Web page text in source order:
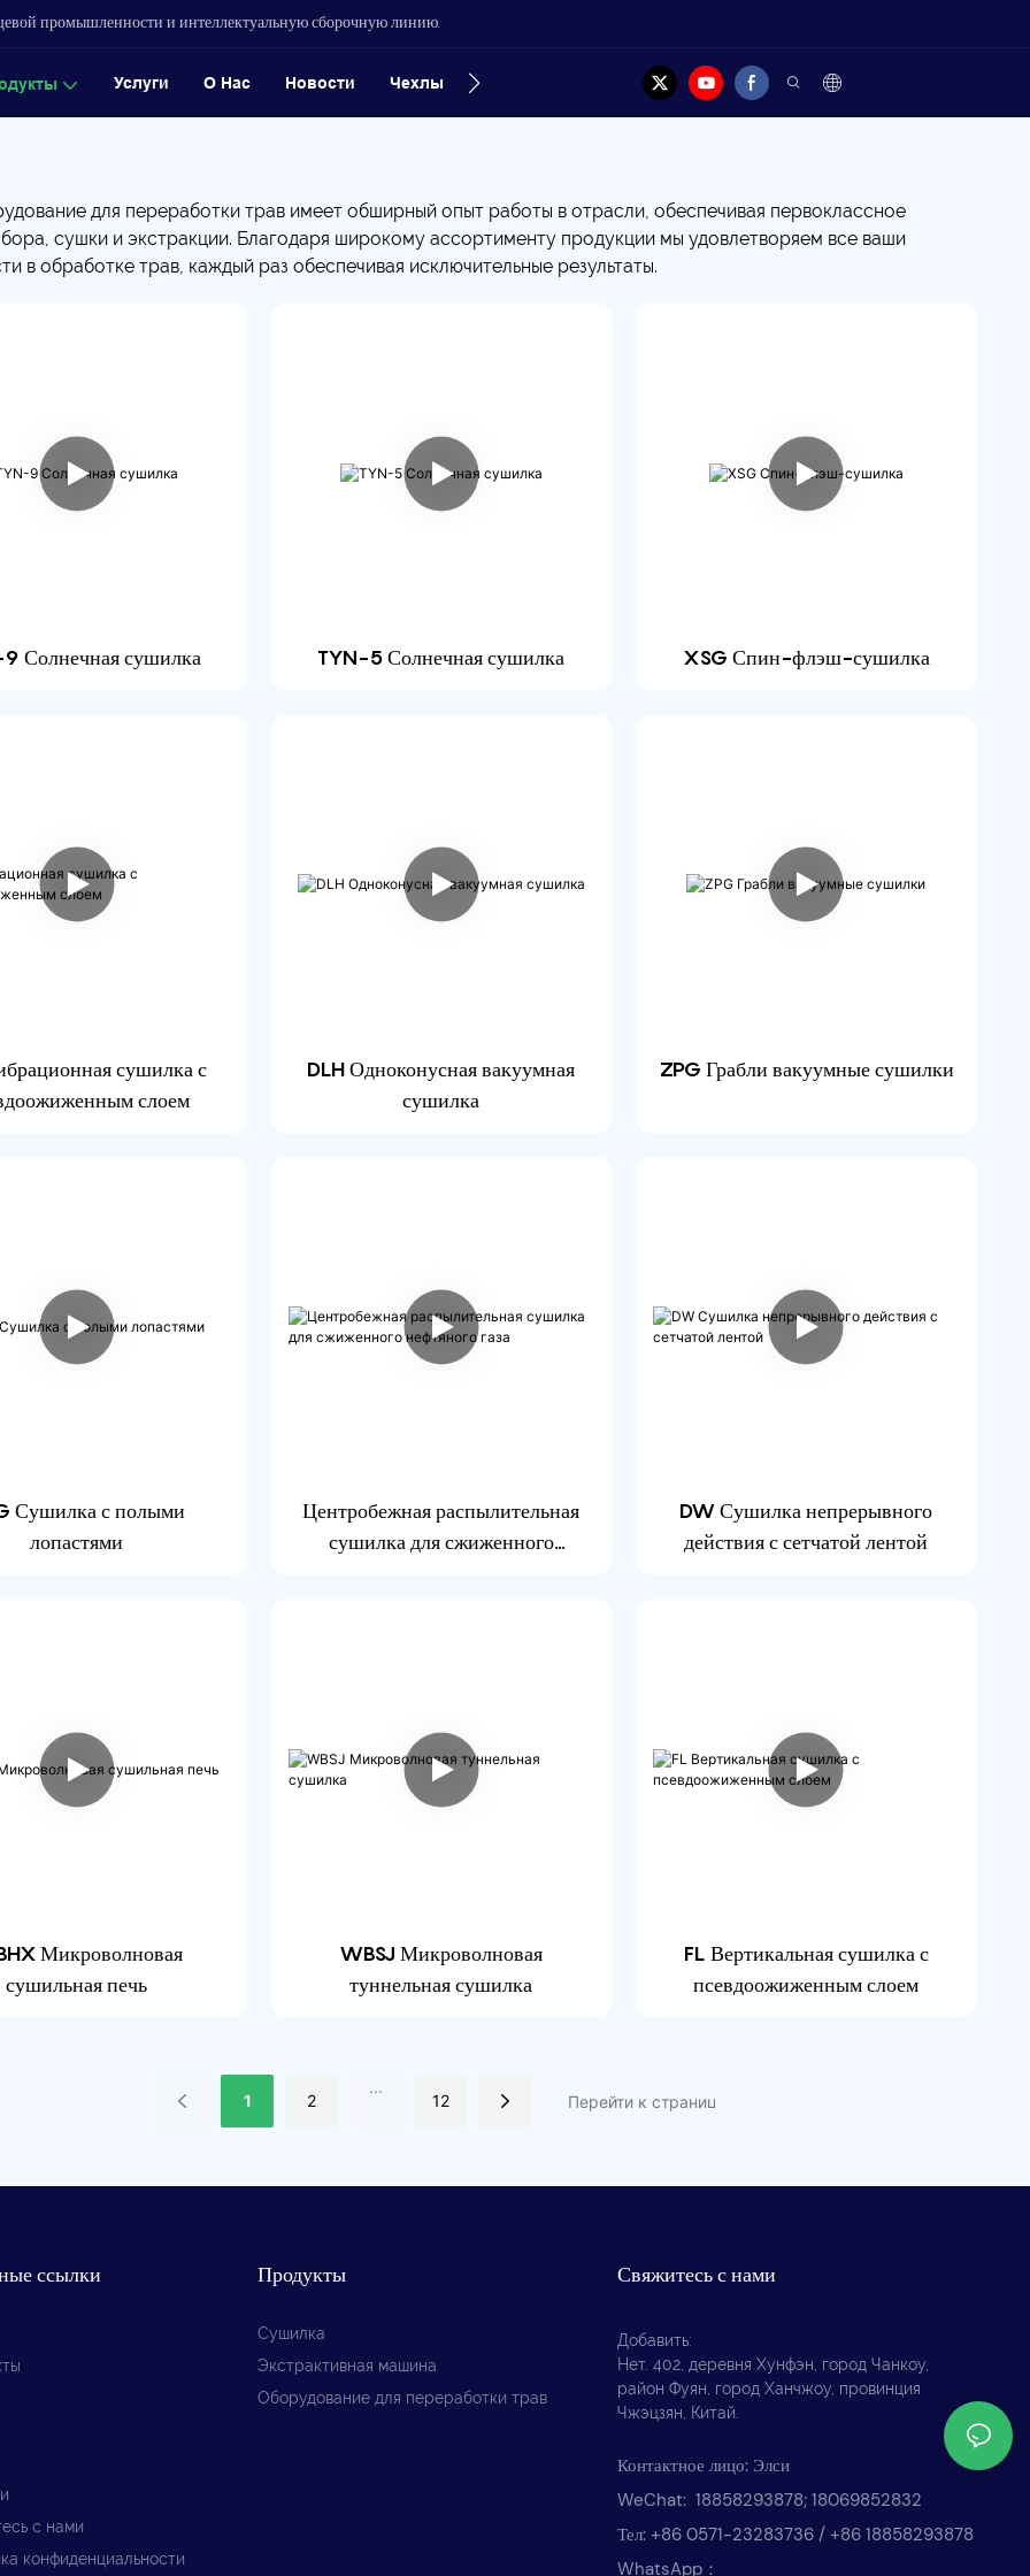
промышленности и интеллектуальную сборочную линию.
Услуги О Нас Новости Чехлы Контакт
для переработки трав имеет обширный опыт работы в отрасли, обеспечивая первоклассное
сушки и экстракции. Благодаря широкому ассортименту продукции мы удовлетворяем все ваши
в обработке трав, каждый раз обеспечивая исключительные результаты.
Солнечная сушилка TYN-5 Солнечная сушилка XSG Спин-флэш-сушилка
сушилка с
слоем
DLH Одноконусная вакуумная
сушилка
ZPG Грабли вакуумные сушилки
Сушилка с полыми
лопастями
Центробежная распылительная
сушилка для сжиженного
DW Сушилка непрерывного
действия с сетчатой ​​лентой
Микроволновая
сушильная печь
WBSJ Микроволновая
туннельная сушилка
FL Вертикальная сушилка с
псевдоожиженным слоем
1 2
...
12
ссылки
с нами
конфиденциальности
Продукты
Сушилка
Экстрактивная машина
Оборудование для переработки трав
Свяжитесь с нами
Добавить:
Нет. 402, деревня Хунфэн, город Чанкоу,
район Фуян, город Ханчжоу, провинция
Чжэцзян, Китай.
Контактное лицо: Элси
WeChat: 18858293878; 18069852832
Тел: +86 0571-23283736 / +86 18858293878
WhatsApp：